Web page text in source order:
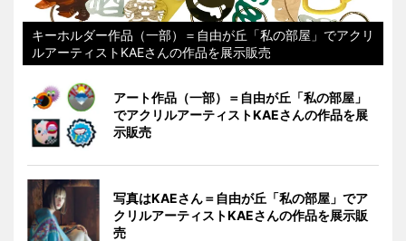
キーホルダー作品（一部）＝自由が丘「私の部屋」でアクリ
ルアーティストKAEさんの作品を展示販売
アート作品（一部）＝自由が丘「私の部屋」
でアクリルアーティストKAEさんの作品を展
示販売
写真はKAEさん＝自由が丘「私の部屋」でア
クリルアーティストKAEさんの作品を展示販
売